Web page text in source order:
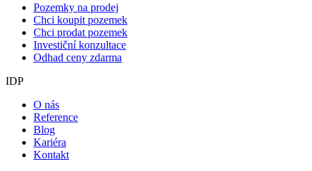
Pozemky na prodej
Chci koupit pozemek
Chci prodat pozemek
Investiční konzultace
Odhad ceny zdarma
IDP
O nás
Reference
Blog
Kariéra
Kontakt